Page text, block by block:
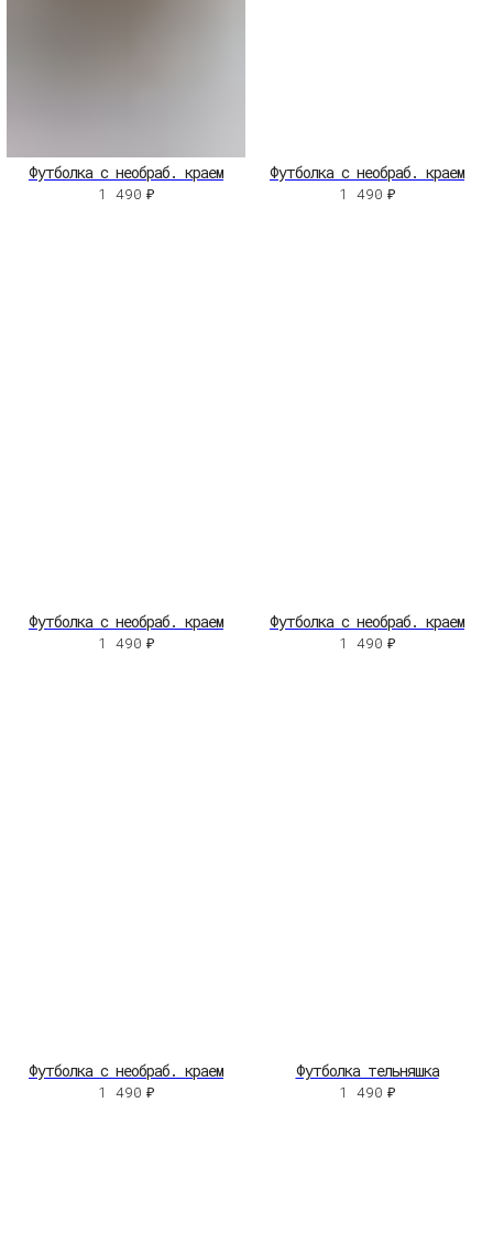
Футболка с необраб. краем
1 490 ₽
Футболка с необраб. краем
1 490 ₽
Футболка с необраб. краем
1 490 ₽
Футболка с необраб. краем
1 490 ₽
Футболка с необраб. краем
1 490 ₽
Футболка тельняшка
1 490 ₽